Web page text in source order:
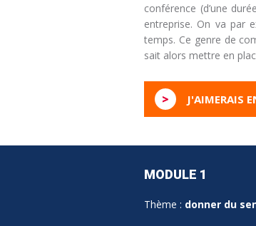
conférence (d’une
entreprise. On va par
temps. Ce genre de
sait alors mettre en
> J'AIMERAIS
MODULE 1
Thème : donner du